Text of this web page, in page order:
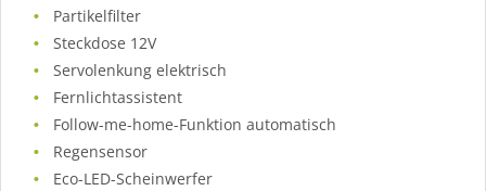
Partikelfilter
Steckdose 12V
Servolenkung elektrisch
Fernlichtassistent
Follow-me-home-Funktion automatisch
Regensensor
Eco-LED-Scheinwerfer